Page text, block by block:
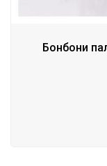
Бонбони